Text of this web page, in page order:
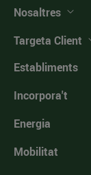
Nosaltres
Targeta Client
Establiments
Incorpora't
Energia
Mobilitat